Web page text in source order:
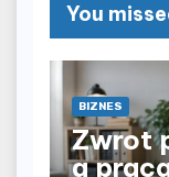
You
BIZNES
Zwrot
a